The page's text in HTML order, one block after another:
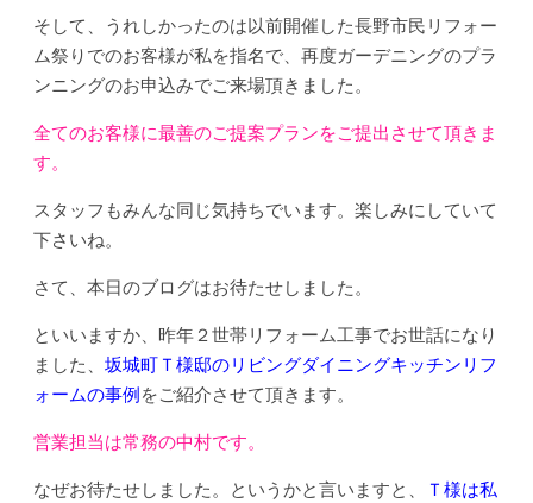
そして、うれしかったのは以前開催した長野市民リフォー
ム祭りでのお客様が私を指名で、再度ガーデニングのプラ
ンニングのお申込みでご来場頂きました。
全てのお客様に最善のご提案プランをご提出させて頂きま
す。
スタッフもみんな同じ気持ちでいます。楽しみにしていて
下さいね。
さて、本日のブログはお待たせしました。
といいますか、昨年２世帯リフォーム工事でお世話になり
ました、 坂城町Ｔ様邸のリビングダイニングキッチンリフ
ォームの事例 をご紹介させて頂きます。
営業担当は常務の中村です。
なぜお待たせしました。というかと言いますと、
Ｔ様は私